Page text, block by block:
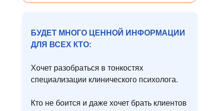
БУДЕТ МНОГО ЦЕННОЙ ИНФОРМАЦИИ
ДЛЯ ВСЕХ КТО:
Хочет разобраться в тонкостях
специализации клинического психолога.
Кто не боится и даже хочет брать клиентов